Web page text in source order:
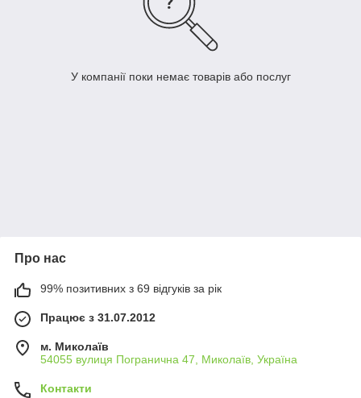
У компанії поки немає товарів або послуг
Про нас
99% позитивних з 69 відгуків за рік
Працює з 31.07.2012
м. Миколаїв
54055 вулиця Погранична 47, Миколаїв, Україна
Контакти